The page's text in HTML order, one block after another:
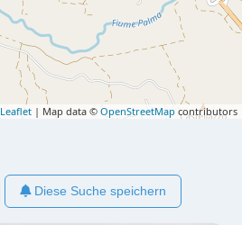
Leaflet | Map data © OpenStreetMap contributors
Diese Suche speichern